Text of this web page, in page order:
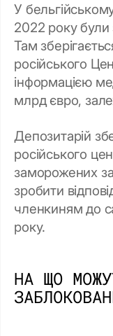
У
2022 року були
Там
російського
інформацією
млрд євро,
Депозитарій
російського
заморожених
зробити
членкиням до
року.
НА ЩО